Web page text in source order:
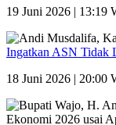
19 Juni 2026 | 13:19
Ingatkan ASN Tidak
18 Juni 2026 | 20:00